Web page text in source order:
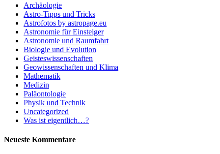
Archäologie
Astro-Tipps und Tricks
Astrofotos by astropage.eu
Astronomie für Einsteiger
Astronomie und Raumfahrt
Biologie und Evolution
Geisteswissenschaften
Geowissenschaften und Klima
Mathematik
Medizin
Paläontologie
Physik und Technik
Uncategorized
Was ist eigentlich…?
Neueste Kommentare